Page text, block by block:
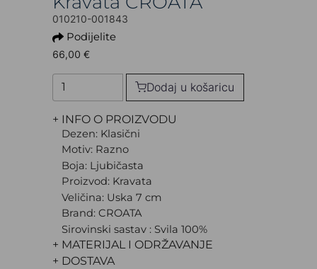
010210-001843
Podijelite
66,00 €
Dodaj u košaricu
+ INFO O PROIZVODU
Dezen: Klasični
Motiv: Razno
Boja: Ljubičasta
Proizvod: Kravata
Veličina: Uska 7 cm
Brand: CROATA
Sirovinski sastav : Svila 100%
+ MATERIJAL I ODRŽAVANJE
+ DOSTAVA